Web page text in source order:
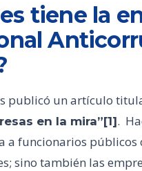
tiene la
publicó un artículo
en la mira”[1].
a funcionarios públicos
sino también las